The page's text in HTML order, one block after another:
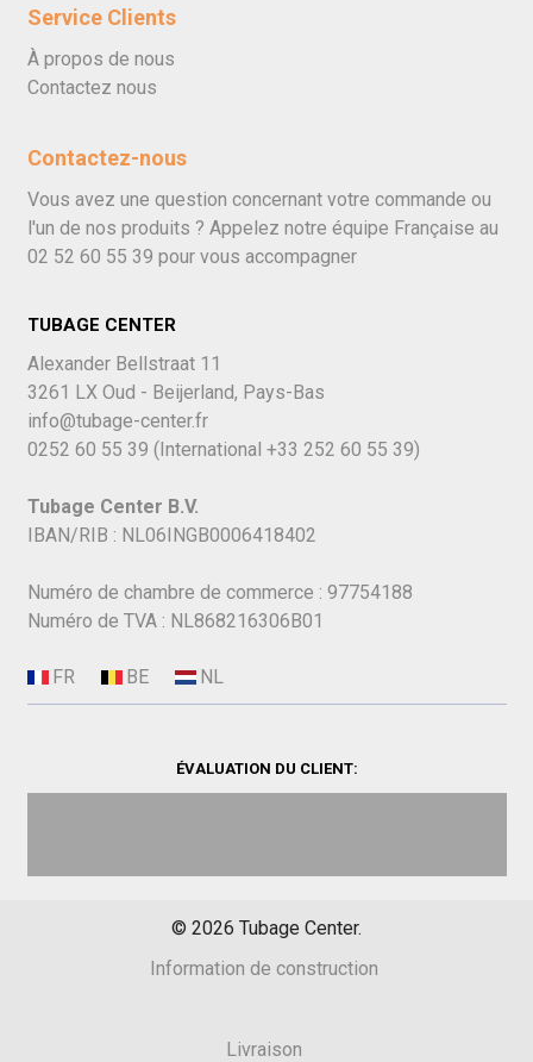
Service Clients
À propos de nous
Contactez nous
Contactez-nous
Vous avez une question concernant votre commande ou
l'un de nos produits ? Appelez notre équipe Française au
02 52 60 55 39 pour vous accompagner
TUBAGE CENTER
Alexander Bellstraat 11
3261 LX Oud - Beijerland, Pays-Bas
info@tubage-center.fr
0252 60 55 39 (International +33 252 60 55 39)
Tubage Center B.V.
IBAN/RIB : NL06INGB0006418402
Numéro de chambre de commerce : 97754188
Numéro de TVA : NL868216306B01
ÉVALUATION DU CLIENT:
© 2026 Tubage Center.
Information de construction
Livraison